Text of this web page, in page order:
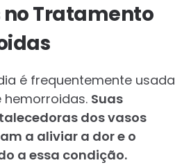
Tratamento
é frequentemente usada
Suas
dos vasos
a aliviar a dor e o
a essa condição.